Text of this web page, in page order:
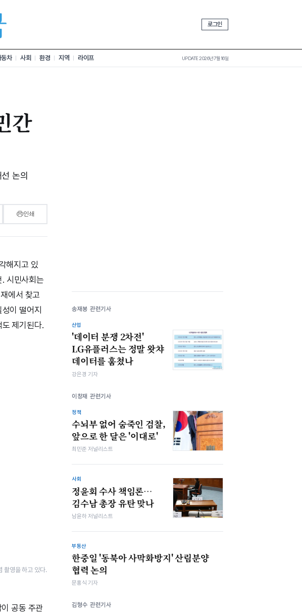
로그인
동차 사회 환경 지역 라이프 UPDATE 2026년 7월 16일
간
논의
인쇄
해지고 있
시민사회는
에서 찾고
이 떨어지
제기된다.
촬영을 하고 있다.
공동 주관
송재봉 관련기사
산업
'데이터 분쟁 2차전'
LG유플러스는 정말 왓챠
데이터를 훔쳤나
강은경 기자
이창재 관련기사
정책
수뇌부 없어 숨죽인 검찰,
앞으로 한 달은 '이대로'
최민준 저널리스트
사회
정윤회 수사 책임론…
김수남 총장 유탄 맞나
남윤하 저널리스트
부동산
한중일 '동북아 사막화방지' 산림분양
협력 논의
문홍식 기자
김형수 관련기사